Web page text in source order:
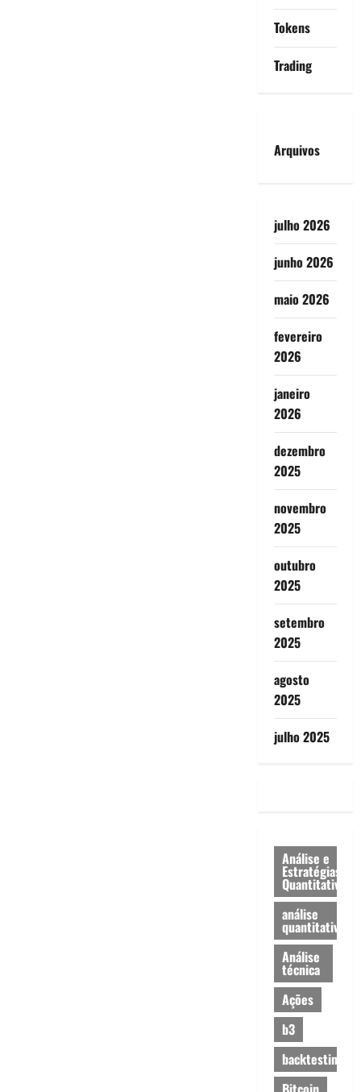
Tokens
Trading
Arquivos
julho 2026
junho 2026
maio 2026
fevereiro
2026
janeiro
2026
dezembro
2025
novembro
2025
outubro
2025
setembro
2025
agosto
2025
julho 2025
Análise e
Estratégias
Quantitativa
análise
quantitativa
Análise
técnica
Ações
b3
backtesting